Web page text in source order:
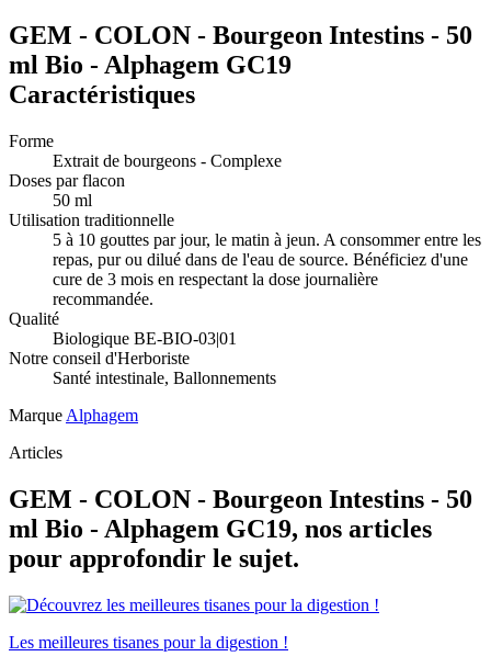
GEM - COLON - Bourgeon Intestins - 50
ml Bio - Alphagem GC19
Caractéristiques
Forme
Extrait de bourgeons - Complexe
Doses par flacon
50 ml
Utilisation traditionnelle
5 à 10 gouttes par jour, le matin à jeun. A consommer entre les
repas, pur ou dilué dans de l'eau de source. Bénéficiez d'une
cure de 3 mois en respectant la dose journalière
recommandée.
Qualité
Biologique BE-BIO-03|01
Notre conseil d'Herboriste
Santé intestinale, Ballonnements
Marque Alphagem
Articles
GEM - COLON - Bourgeon Intestins - 50
ml Bio - Alphagem GC19, nos articles
pour approfondir le sujet.
Les meilleures tisanes pour la digestion !